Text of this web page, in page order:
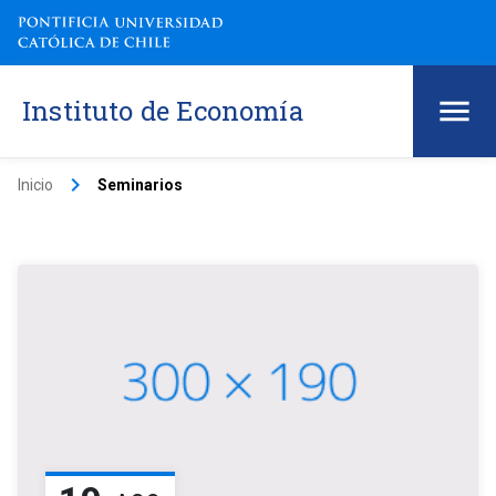
Instituto de Economía
Inicio keyboard_arrow_right Seminarios